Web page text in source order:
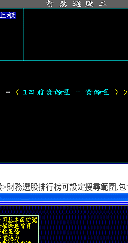
>財務選股排行榜可設定搜尋範圍,